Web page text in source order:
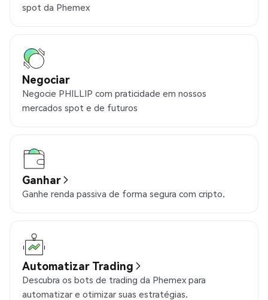
spot da Phemex
Negociar
Negocie PHILLIP com praticidade em nossos
mercados spot e de futuros
Ganhar
Ganhe renda passiva de forma segura com cripto.
Automatizar Trading
Descubra os bots de trading da Phemex para
automatizar e otimizar suas estratégias.